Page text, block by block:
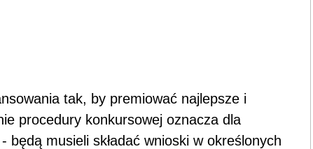
tak, by premiować najlepsze i
procedury konkursowej oznacza dla
musieli składać wnioski w określonych